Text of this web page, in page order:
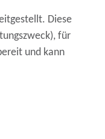
Diese
, für
und kann